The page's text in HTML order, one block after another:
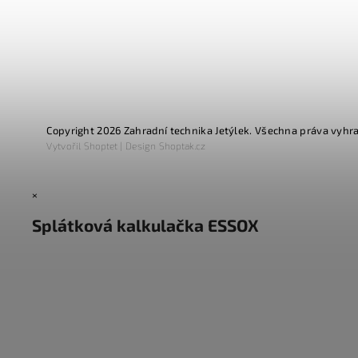
Copyright 2026 Zahradní technika Jetýlek. Všechna práva
VytvořilShoptet | DesignShoptak.cz
×
Splátková kalkulačka ESSOX